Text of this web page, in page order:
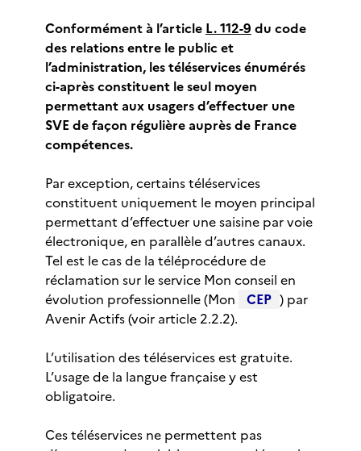
Conformément à l’article L. 112-9 du code
des relations entre le public et
l’administration, les téléservices énumérés
ci-après constituent le seul moyen
permettant aux usagers d’effectuer une
SVE de façon régulière auprès de France
compétences.
Par exception, certains téléservices
constituent uniquement le moyen principal
permettant d’effectuer une saisine par voie
électronique, en parallèle d’autres canaux.
Tel est le cas de la téléprocédure de
réclamation sur le service Mon conseil en
évolution professionnelle (Mon
CEP ) par
Avenir Actifs (voir article 2.2.2).
L’utilisation des téléservices est gratuite.
L’usage de la langue française y est
obligatoire.
Ces téléservices ne permettent pas